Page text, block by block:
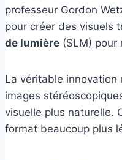
professeur Gordon
pour créer des visuels
de lumière (SLM) pour
La véritable innovation
images
visuelle plus naturelle.
format beaucoup plus